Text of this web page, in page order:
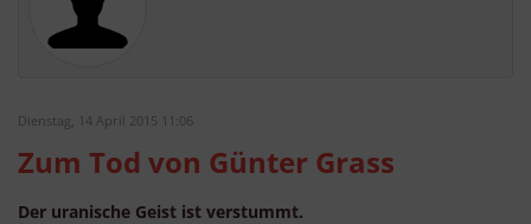
Dienstag, 14 April 2015 11:06
Zum Tod von Günter Grass
Der uranische Geist ist verstummt.